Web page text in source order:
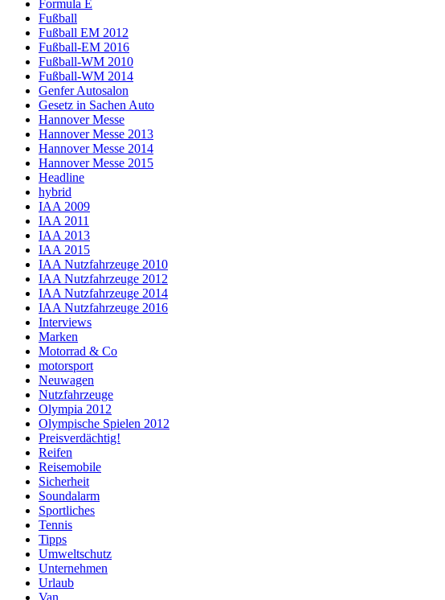
Formula E
Fußball
Fußball EM 2012
Fußball-EM 2016
Fußball-WM 2010
Fußball-WM 2014
Genfer Autosalon
Gesetz in Sachen Auto
Hannover Messe
Hannover Messe 2013
Hannover Messe 2014
Hannover Messe 2015
Headline
hybrid
IAA 2009
IAA 2011
IAA 2013
IAA 2015
IAA Nutzfahrzeuge 2010
IAA Nutzfahrzeuge 2012
IAA Nutzfahrzeuge 2014
IAA Nutzfahrzeuge 2016
Interviews
Marken
Motorrad & Co
motorsport
Neuwagen
Nutzfahrzeuge
Olympia 2012
Olympische Spielen 2012
Preisverdächtig!
Reifen
Reisemobile
Sicherheit
Soundalarm
Sportliches
Tennis
Tipps
Umweltschutz
Unternehmen
Urlaub